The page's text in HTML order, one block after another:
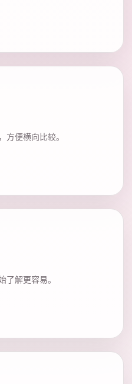
方便横向比较。
了解更容易。